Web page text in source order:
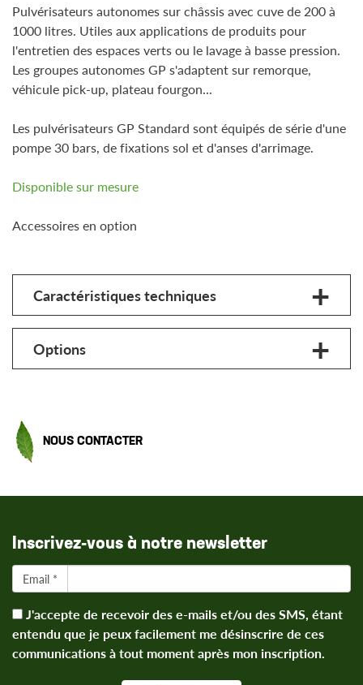
Pulvérisateurs autonomes sur châssis avec cuve de 200 à
1000 litres. Utiles aux applications de produits pour
l'entretien des espaces verts ou le lavage à basse pression.
Les groupes autonomes GP s'adaptent sur remorque,
véhicule pick-up, plateau fourgon...
Les pulvérisateurs GP Standard sont équipés de série d'une
pompe 30 bars, de fixations sol et d'anses d'arrimage.
Disponible sur mesure
Accessoires en option
Caractéristiques techniques
Options
NOUS CONTACTER
Inscrivez-vous à notre newsletter
Email *
J'accepte de recevoir des e-mails et/ou des SMS, étant
entendu que je peux facilement me désinscrire de ces
communications à tout moment après mon inscription.